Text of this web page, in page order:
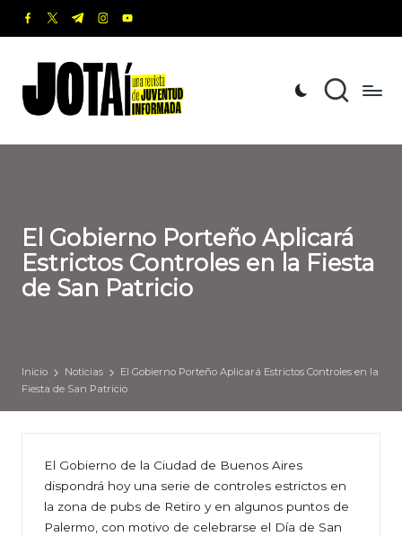
Saltar
contenido
facebook.com
twitter.com
t.me instagram.com
youtube.com
o
t
revista
de
Informada
El Gobierno Porteño Aplicará
Estrictos Controles en la Fiesta
de San Patricio
Inicio Noticias
El Gobierno Porteño Aplicará Estrictos Controles en la
Fiesta de San Patricio
El Gobierno de la Ciudad de Buenos Aires
dispondrá hoy una serie de controles estrictos en
la zona de pubs de Retiro y en algunos puntos de
Palermo, con motivo de celebrarse el Día de San